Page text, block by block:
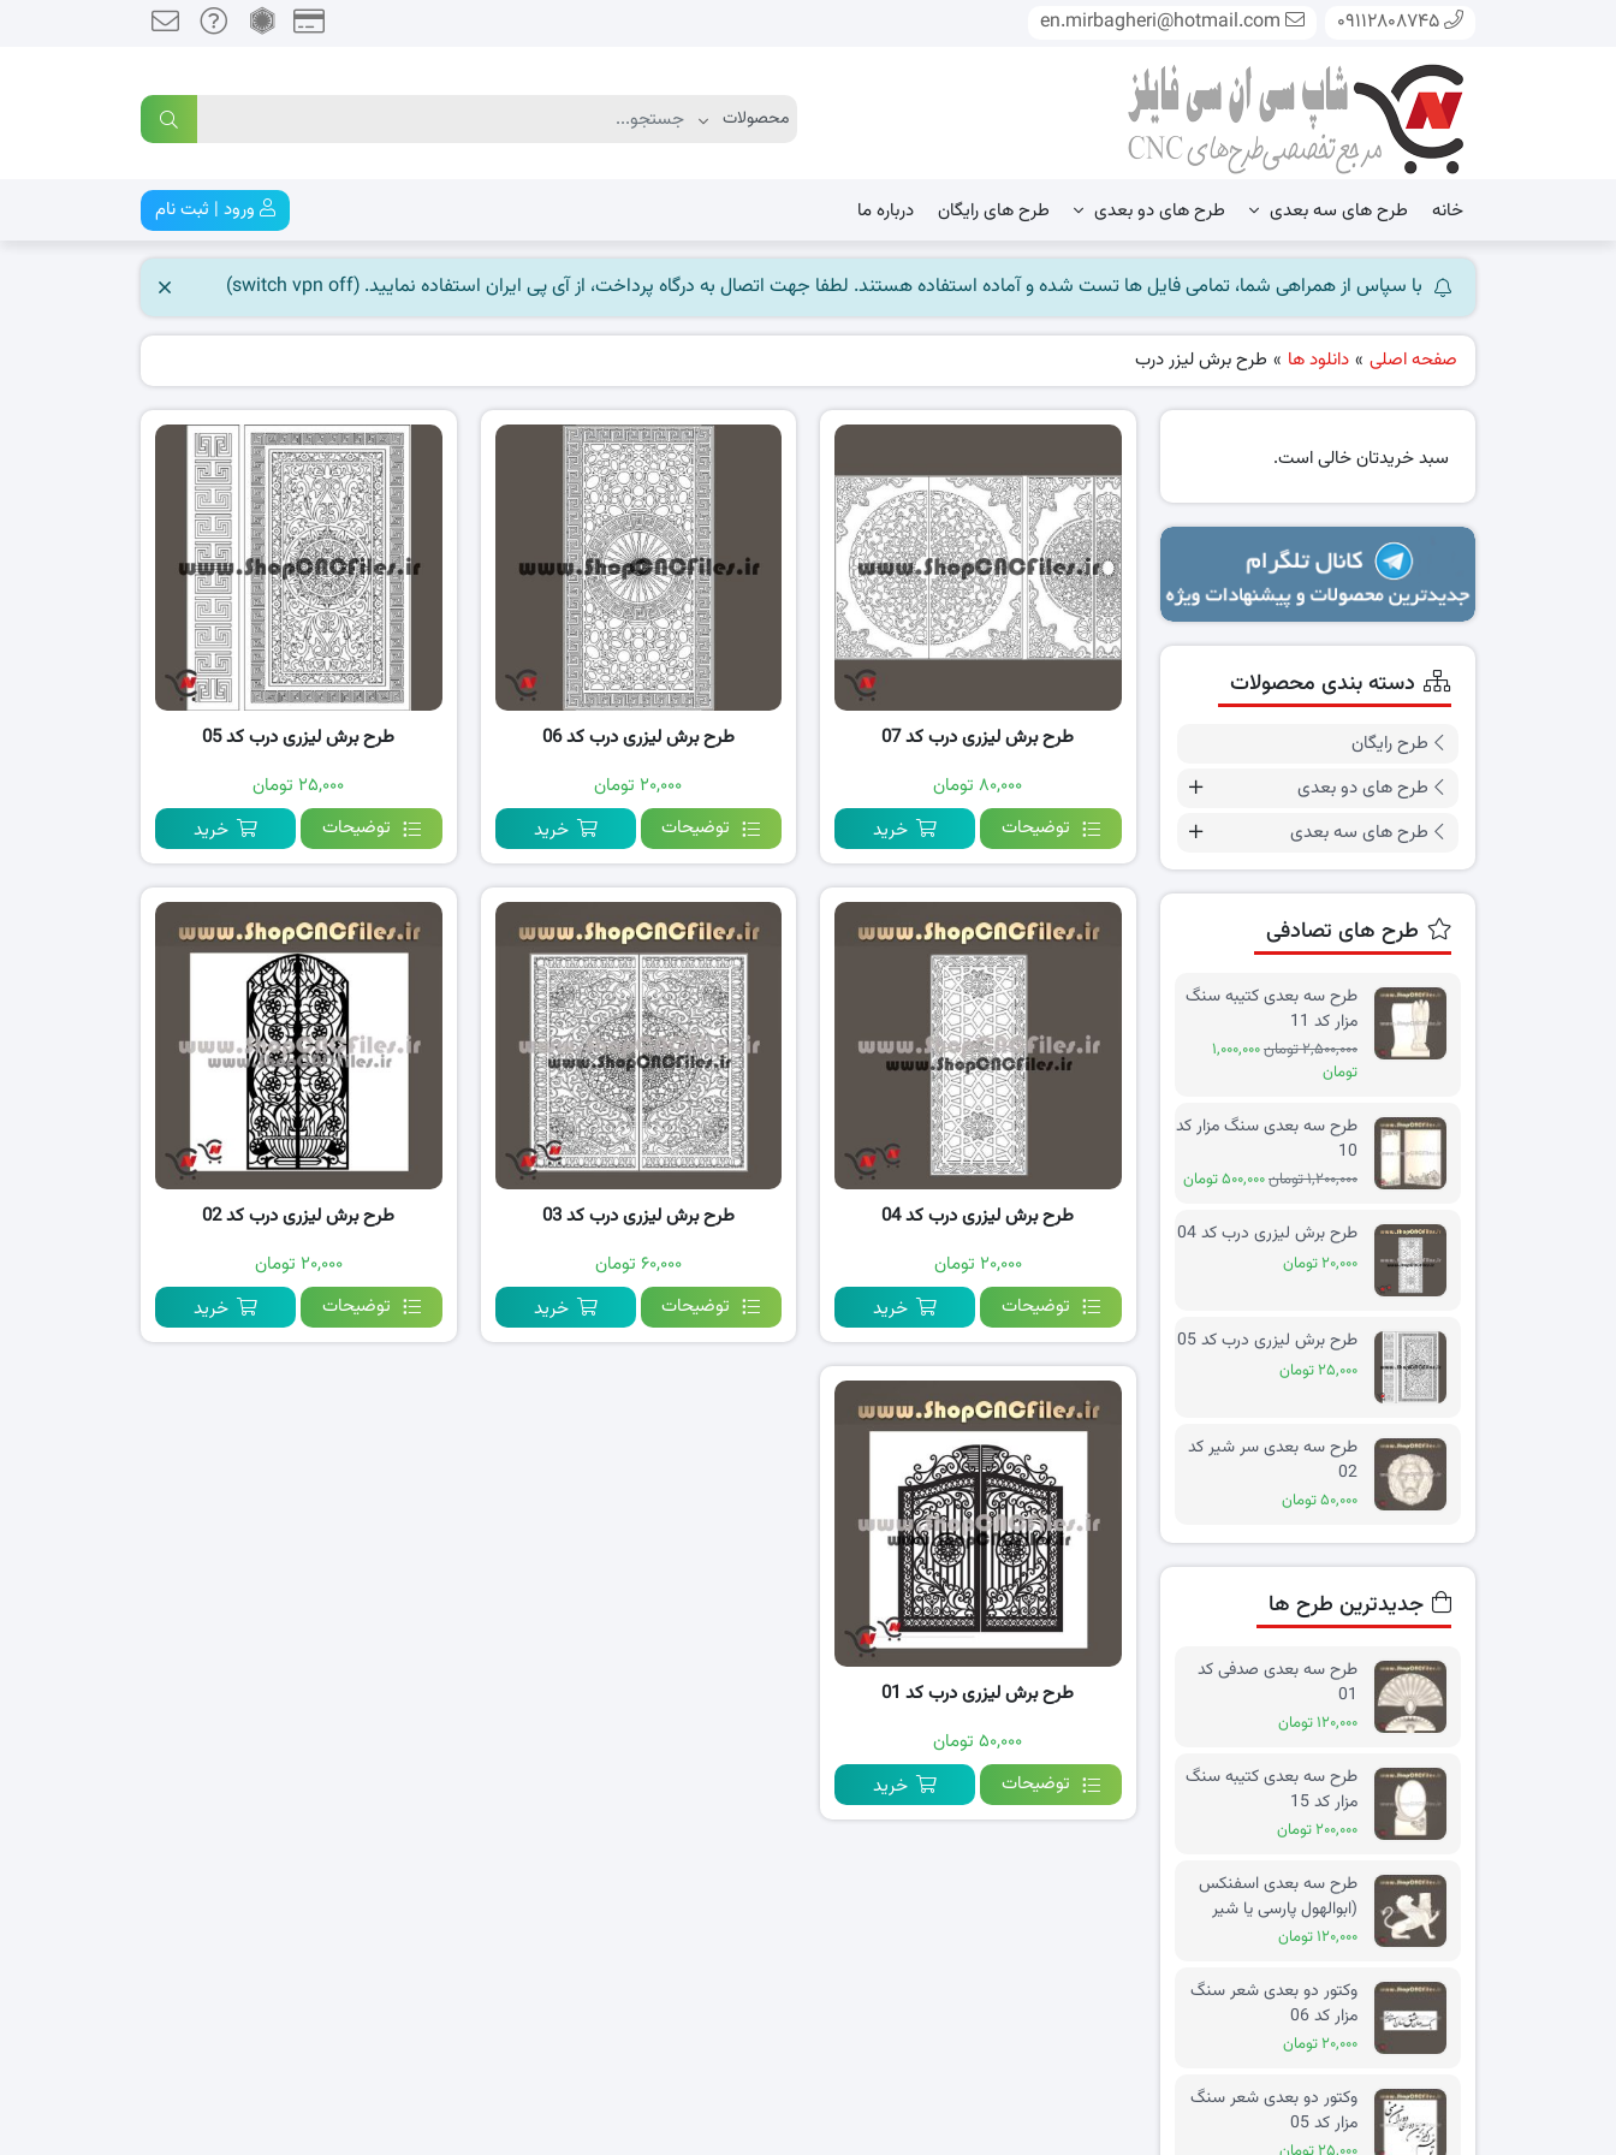
09112808745
en.mirbagheri@hotmail.com
خانه طرح های سه بعدی طرح های دو بعدی طرح های رایگان درباره ما ورود | ثبت نام
با سپاس از همراهی شما، تمامی فایل ها تست شده و آماده استفاده هستند. لطفا جهت اتصال به درگاه پرداخت، از آی پی ایران استفاده نمایید. (switch vpn off)
صفحه اصلی » دانلود ها » طرح برش لیزر درب
طرح برش لیزری درب کد 07
۸۰,۰۰۰ تومان
توضیحات
خرید
طرح برش لیزری درب کد 06
۲۰,۰۰۰ تومان
توضیحات
خرید
طرح برش لیزری درب کد 05
۲۵,۰۰۰ تومان
توضیحات
خرید
طرح برش لیزری درب کد 04
۲۰,۰۰۰ تومان
توضیحات
خرید
طرح برش لیزری درب کد 03
۶۰,۰۰۰ تومان
توضیحات
خرید
طرح برش لیزری درب کد 02
۲۰,۰۰۰ تومان
توضیحات
خرید
طرح برش لیزری درب کد 01
۵۰,۰۰۰ تومان
توضیحات
خرید
سبد خریدتان خالی است.
دسته بندی محصولات
طرح رایگان
طرح های دو بعدی
طرح های سه بعدی
طرح های تصادفی
طرح سه بعدی کتیبه سنگ
مزار کد 11
۲,۵۰۰,۰۰۰ تومان
۱,۰۰۰,۰۰۰
تومان
طرح سه بعدی سنگ مزار کد
10
۱,۲۰۰,۰۰۰ تومان ۵۰۰,۰۰۰ تومان
طرح برش لیزری درب کد 04
۲۰,۰۰۰ تومان
طرح برش لیزری درب کد 05
۲۵,۰۰۰ تومان
طرح سه بعدی سر شیر کد
02
۵۰,۰۰۰ تومان
جدیدترین طرح ها
طرح سه بعدی صدفی کد
01
۱۲۰,۰۰۰ تومان
طرح سه بعدی کتیبه سنگ
مزار کد 15
۲۰۰,۰۰۰ تومان
طرح سه بعدی اسفنکس
(ابوالهول پارسی یا شیر
بالدار) کد 02
۱۲۰,۰۰۰ تومان
وکتور دو بعدی شعر سنگ
مزار کد 06
۲۰,۰۰۰ تومان
وکتور دو بعدی شعر سنگ
مزار کد 05